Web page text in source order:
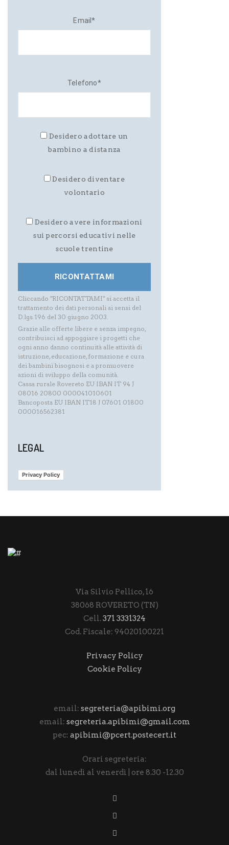
Email*
Telefono*
Desidero adottare un
bambino a distanza
Desidero diventare
volontario
Desidero avere informazioni
sui percorsi educativi nelle
scuole trentine
Cliccando "RICONTATTAMI" si accetta il
trattamento dei dati personali ai sensi del
D.lgs.196 del 30 giugno 2003.
Grazie alle offerte libere e senza impegno,
contribuisci ad appoggiare i progetti che
ogni anno danno continuità alle attività di
istruzione, educazione, formazione e cura
dei bambini bisognosi e a promuovere
azioni di sviluppo della comunità.
Cassa rurale Rovereto EU IBAN IT 94 J
08016 20800 000041010601
Bancoposta EU IBAN IT18 J 07601 01800
000016562381
LEGAL
Privacy Policy
Via Silvio Pellico, 16
38068 ROVERETO (TN)
Cell.371 3331324
Cod. Fiscale: 94020100221
Privacy Policy
Cookie Policy
email: segreteria@apibimi.org
email: segreteria.apibimi@gmail.com
pec: apibimi@pcert.postecert.it
Orari segreteria:
dal lunedì al venerdì | ore 8.30 -12.30